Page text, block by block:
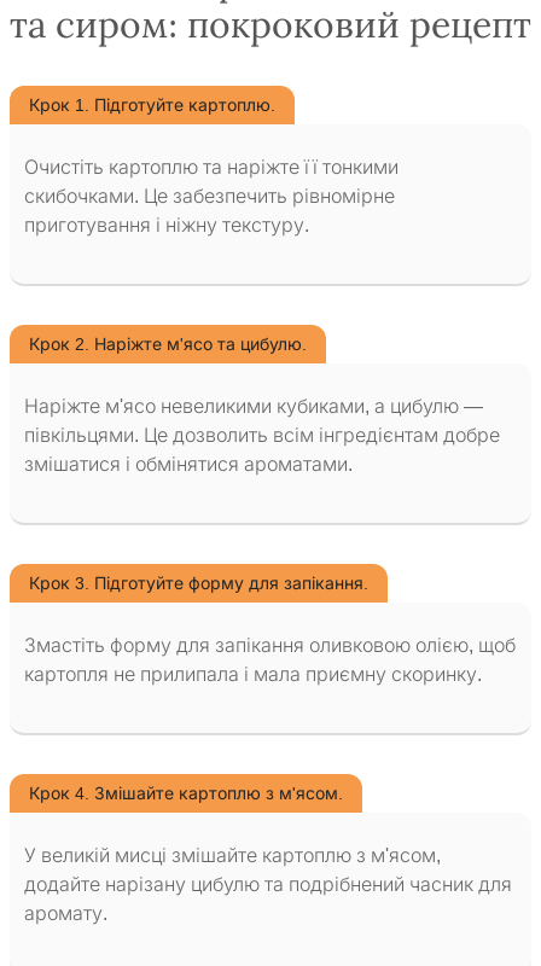
та сиром: покроковий рецепт
Крок 1. Підготуйте картоплю.
Очистіть картоплю та наріжте її тонкими
скибочками. Це забезпечить рівномірне
приготування і ніжну текстуру.
Крок 2. Наріжте м'ясо та цибулю.
Наріжте м'ясо невеликими кубиками, а цибулю —
півкільцями. Це дозволить всім інгредієнтам добре
змішатися і обмінятися ароматами.
Крок 3. Підготуйте форму для запікання.
Змастіть форму для запікання оливковою олією, щоб
картопля не прилипала і мала приємну скоринку.
Крок 4. Змішайте картоплю з м'ясом.
У великій мисці змішайте картоплю з м'ясом,
додайте нарізану цибулю та подрібнений часник для
аромату.